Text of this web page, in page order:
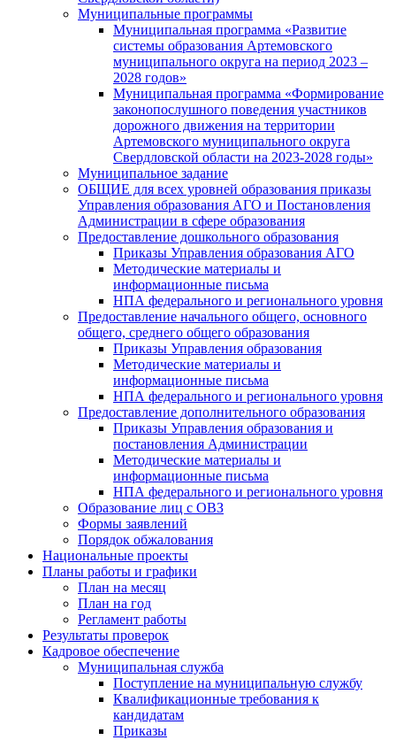
Муниципальные программы
Муниципальная программа «Развитие
системы образования Артемовского
муниципального округа на период 2023 –
2028 годов»
Муниципальная программа «Формирование
законопослушного поведения участников
дорожного движения на территории
Артемовского муниципального округа
Свердловской области на 2023-2028 годы»
Муниципальное задание
ОБЩИЕ для всех уровней образования приказы
Управления образования АГО и Постановления
Администрации в сфере образования
Предоставление дошкольного образования
Приказы Управления образования АГО
Методические материалы и
информационные письма
НПА федерального и регионального уровня
Предоставление начального общего, основного
общего, среднего общего образования
Приказы Управления образования
Методические материалы и
информационные письма
НПА федерального и регионального уровня
Предоставление дополнительного образования
Приказы Управления образования и
постановления Администрации
Методические материалы и
информационные письма
НПА федерального и регионального уровня
Образование лиц с ОВЗ
Формы заявлений
Порядок обжалования
Национальные проекты
Планы работы и графики
План на месяц
План на год
Регламент работы
Результаты проверок
Кадровое обеспечение
Муниципальная служба
Поступление на муниципальную службу
Квалификационные требования к
кандидатам
Приказы